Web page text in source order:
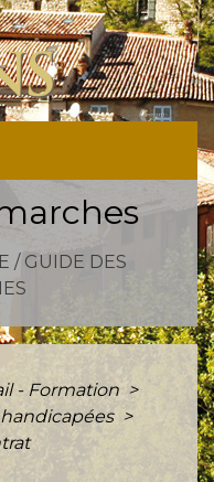
/ GUIDE DES
- Formation >
>